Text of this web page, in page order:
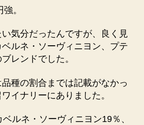
。
気分だったんですが、良く見
ルネ・ソーヴィニヨン、プテ
レンドでした。
種の割合までは記載がなかっ
イナリーにありました。
ルネ・ソーヴィニヨン19％、